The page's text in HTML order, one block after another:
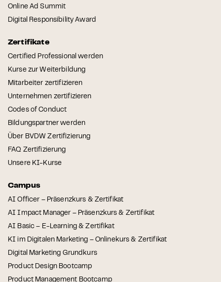
Online Ad Summit
Digital Responsibility Award
Zertifikate
Certified Professional werden
Kurse zur Weiterbildung
Mitarbeiter zertifizieren
Unternehmen zertifizieren
Codes of Conduct
Bildungspartner werden
Über BVDW Zertifizierung
FAQ Zertifizierung
Unsere KI-Kurse
Campus
AI Officer – Präsenzkurs & Zertifikat
AI Impact Manager – Präsenzkurs & Zertifikat
AI Basic – E-Learning & Zertifikat
KI im Digitalen Marketing – Onlinekurs & Zertifikat
Digital Marketing Grundkurs
Product Design Bootcamp
Product Management Bootcamp